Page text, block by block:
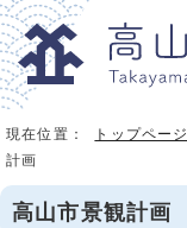
現在位置： トップページ
計画
高山市景観計画